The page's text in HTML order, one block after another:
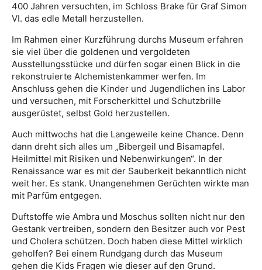
400 Jahren versuchten, im Schloss Brake für Graf Simon
VI. das edle Metall herzustellen.
Im Rahmen einer Kurzführung durchs Museum erfahren
sie viel über die goldenen und vergoldeten
Ausstellungsstücke und dürfen sogar einen Blick in die
rekonstruierte Alchemistenkammer werfen. Im
Anschluss gehen die Kinder und Jugendlichen ins Labor
und versuchen, mit Forscherkittel und Schutzbrille
ausgerüstet, selbst Gold herzustellen.
Auch mittwochs hat die Langeweile keine Chance. Denn
dann dreht sich alles um „Bibergeil und Bisamapfel.
Heilmittel mit Risiken und Nebenwirkungen“. In der
Renaissance war es mit der Sauberkeit bekanntlich nicht
weit her. Es stank. Unangenehmen Gerüchten wirkte man
mit Parfüm entgegen.
Duftstoffe wie Ambra und Moschus sollten nicht nur den
Gestank vertreiben, sondern den Besitzer auch vor Pest
und Cholera schützen. Doch haben diese Mittel wirklich
geholfen? Bei einem Rundgang durch das Museum
gehen die Kids Fragen wie dieser auf den Grund.